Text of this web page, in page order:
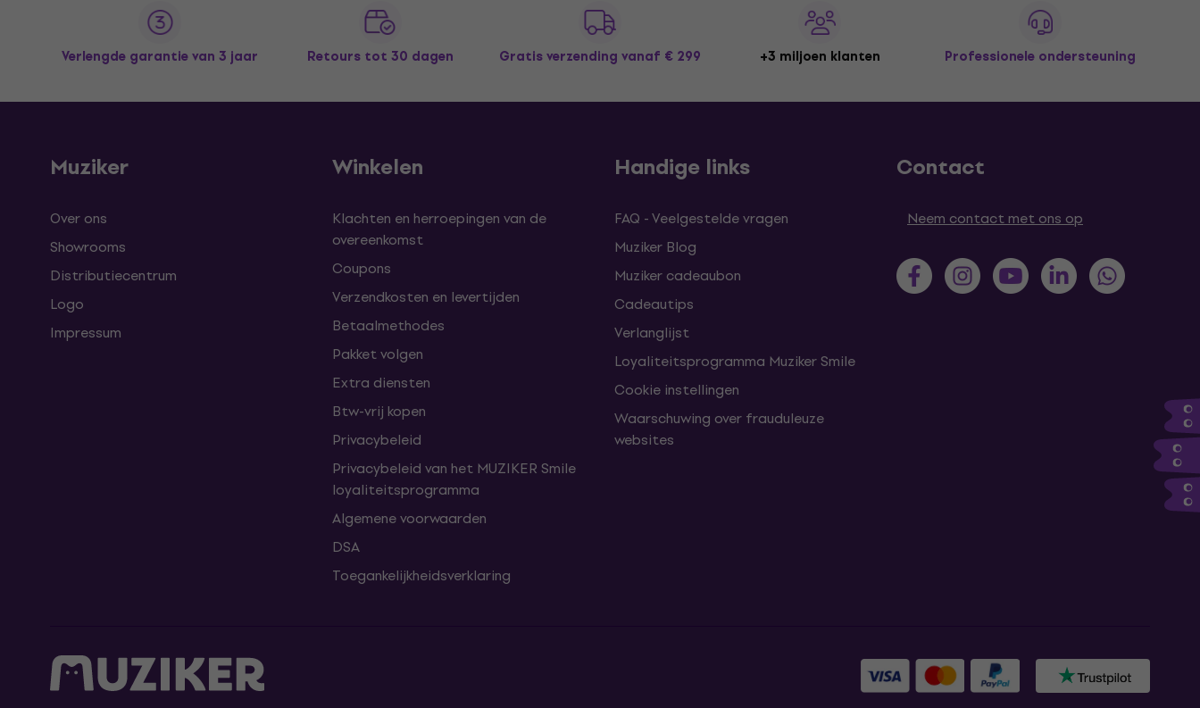
Verlengde garantie van 3 jaar Retours tot 30 dagen Gratis verzending vanaf € 299 +3 miljoen klanten Professionele ondersteuning
Muziker
Over ons
Showrooms
Distributiecentrum
Logo
Impressum
Winkelen
Klachten en herroepingen van de
overeenkomst
Coupons
Verzendkosten en levertijden
Betaalmethodes
Pakket volgen
Extra diensten
Btw-vrij kopen
Privacybeleid
Privacybeleid van het MUZIKER Smile
loyaliteitsprogramma
Algemene voorwaarden
DSA
Toegankelijkheidsverklaring
Handige links
FAQ - Veelgestelde vragen
Muziker Blog
Muziker cadeaubon
Cadeautips
Verlanglijst
Loyaliteitsprogramma Muziker Smile
Cookie instellingen
Waarschuwing over frauduleuze
websites
Contact
Neem contact met ons op